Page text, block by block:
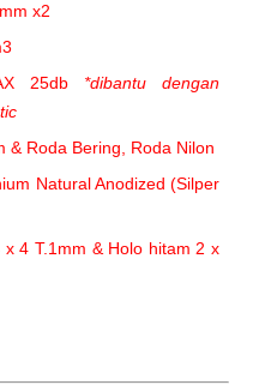
x2
25db *dibantu dengan
& Roda Bering, Roda Nilon
Natural Anodized (Silper
x 4 T.1mm & Holo hitam 2 x